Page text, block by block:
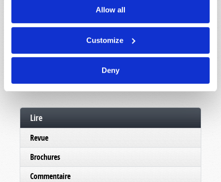
Allow all
Customize
Deny
Lire
Revue
Brochures
Commentaire